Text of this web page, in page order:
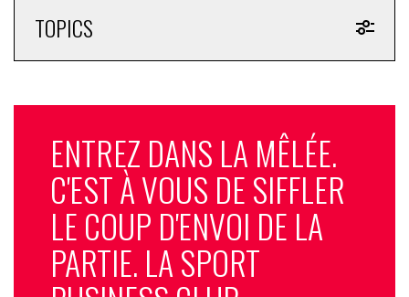
TOPICS
ENTREZ DANS LA MÊLÉE.
C'EST À VOUS DE SIFFLER
LE COUP D'ENVOI DE LA
PARTIE. LA SPORT